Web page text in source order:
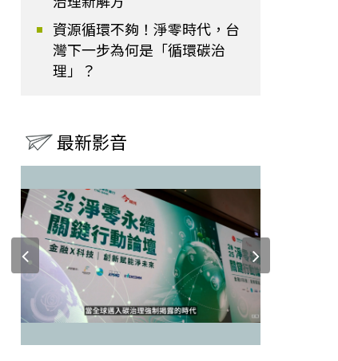
資源循環不夠！淨零時代，台
灣下一步為何是「循環碳治
理」？
最新影音